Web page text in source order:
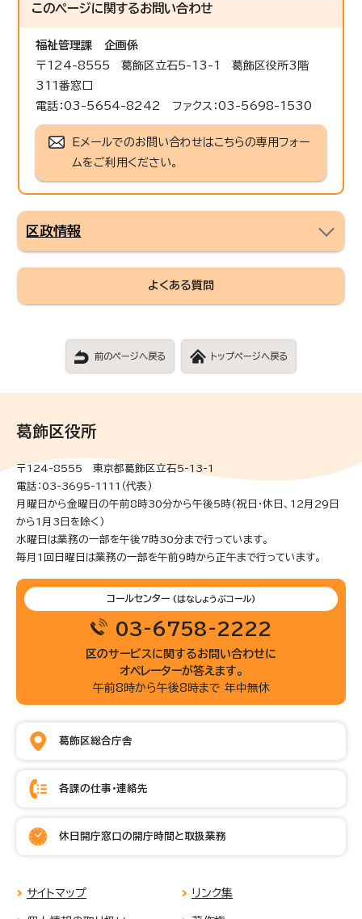
このページに関するお問い合わせ
福祉管理課
企画係
〒124-8555 葛飾区立石5-13-1 葛飾区役所3階
311番窓口
電話：03-5654-8242 ファクス：03-5698-1530
Eメールでのお問い合わせはこちらの専用フォー
ムをご利用ください。
区政情報
よくある質問
前のページへ戻る トップページへ戻る
葛飾区役所
〒124-8555 東京都葛飾区立石5-13-1
電話：03-3695-1111（代表）
月曜日から金曜日の午前8時30分から午後5時(祝日・休日、12月29日
から1月3日を除く)
水曜日は業務の一部を午後7時30分まで行っています。
毎月1回日曜日は業務の一部を午前9時から正午まで行っています。
コールセンター (はなしょうぶコール)
03-6758-2222
区のサービスに関するお問い合わせに
オペレーターが答えます。
午前8時から午後8時まで 年中無休
葛飾区総合庁舎
各課の仕事・連絡先
休日開庁窓口の開庁時間と取扱業務
サイトマップ リンク集